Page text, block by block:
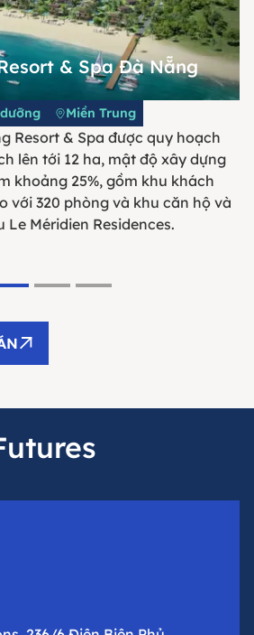
& Spa Đà Nẵng
Miền Trung
Resort & Spa được quy hoạch
lên tới 12 ha, mật độ xây dựng
khoảng 25%, gồm khu khách
với 320 phòng và khu căn hộ và
Méridien Residences.